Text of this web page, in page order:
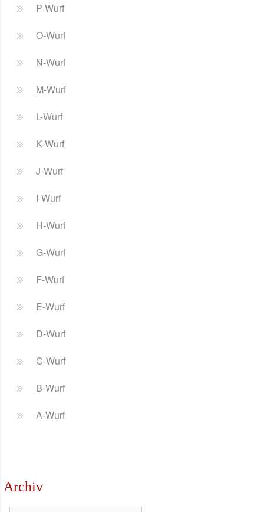
P-Wurf
O-Wurf
N-Wurf
M-Wurf
L-Wurf
K-Wurf
J-Wurf
I-Wurf
H-Wurf
G-Wurf
F-Wurf
E-Wurf
D-Wurf
C-Wurf
B-Wurf
A-Wurf
Archiv